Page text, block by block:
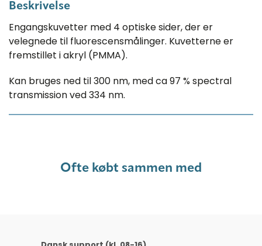
Beskrivelse
Engangskuvetter med 4 optiske sider, der er
velegnede til fluorescensmålinger. Kuvetterne er
fremstillet i akryl (PMMA).
Kan bruges ned til 300 nm, med ca 97 % spectral
transmission ved 334 nm.
Ofte købt sammen med